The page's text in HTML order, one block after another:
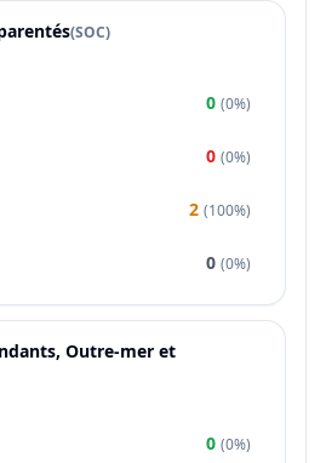
(SOC)
0 (0%)
0 (0%)
2 (100%)
0 (0%)
Outre-mer et
0 (0%)